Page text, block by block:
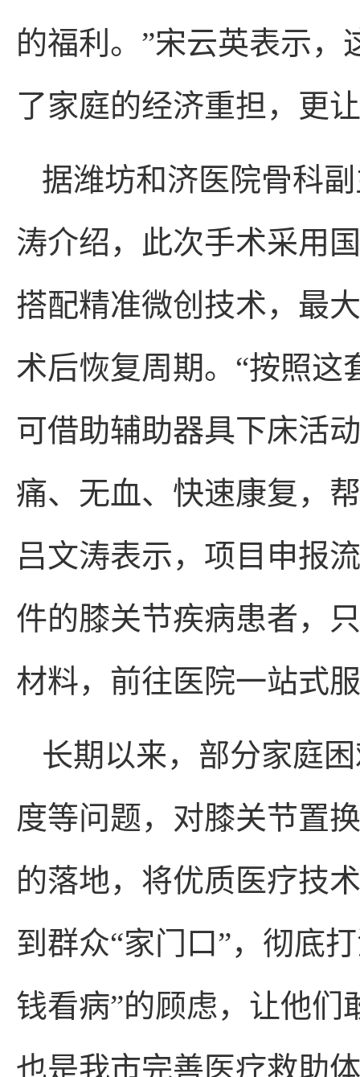
的福利。”宋云英表示
了家庭的经济重担，更
据潍坊和济医院骨科
涛介绍，此次手术采用
搭配精准微创技术，最
术后恢复周期。“按照这
可借助辅助器具下床活
痛、无血、快速康复，
吕文涛表示，项目申报
件的膝关节疾病患者，
材料，前往医院一站式
长期以来，部分家庭
度等问题，对膝关节置
的落地，将优质医疗技
到群众“家门口”，彻底
钱看病”的顾虑，让他们
也是我市完善医疗救助